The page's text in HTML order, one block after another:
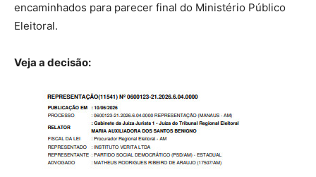
encaminhados para parecer final do Ministério Público
Eleitoral.
Veja a decisão: